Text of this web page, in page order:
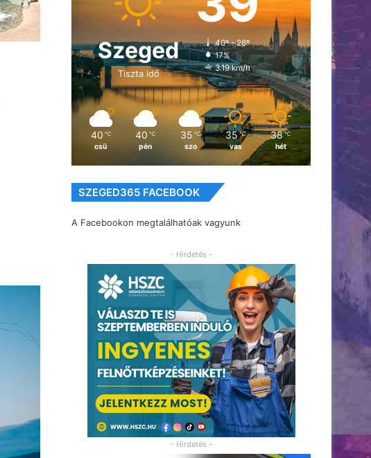
Szeged
Tiszta idő
40º - 26º
17%
3.19 km/h
40 ℃
csü
40 ℃
pén
35 ℃
szo
35 ℃
vas
38 ℃
hét
SZEGED365 FACEBOOK
A Facebookon megtalálhatóak vagyunk
- Hirdetés -
- Hirdetés -